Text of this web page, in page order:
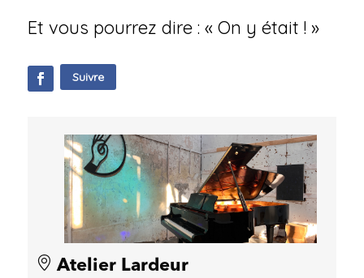
Et vous pourrez dire : « On y était ! »
Suivre
Atelier Lardeur